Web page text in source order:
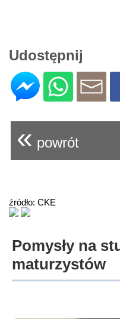
Udostępnij
« powrót
źródło: CKE
Pomysły na
maturzystów